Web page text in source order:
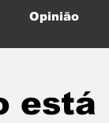
Opinião
está